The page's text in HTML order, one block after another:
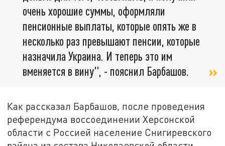
очень хорошие суммы, оформляли
пенсионные выплаты, которые опять же в
несколько раз превышают пенсии, которые
назначила Украина. И теперь это им
вменяется в вину", - пояснил Барбашов.
Как рассказал Барбашов, после проведения
референдума воссоединении Херсонской
области с Россией население Снигиревского